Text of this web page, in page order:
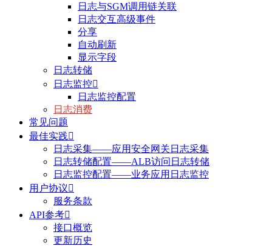
日志与SGM调用链关联
日志交互高级事件
分享
自动刷新
显示字段
日志转储
日志监控
日志监控配置
日志消费
常见问题
最佳实践
日志采集——应用安全网关日志采集
日志转储配置——ALB访问日志转储
日志监控配置——业务应用日志监控
用户协议
服务条款
API参考
接口概览
更新历史